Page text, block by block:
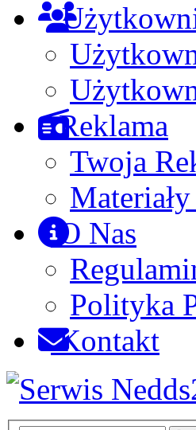
Reklama
Twoja
O Nas
Polityka
Kontakt